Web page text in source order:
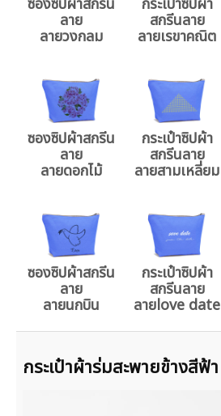
ลาย
ลายวงกลม
สกรีนลาย
ลายเรขาคณิต
ซองซิปผ้าสกรีน
ลาย
ลายดอกไม้
กระเป๋าซิปผ้า
สกรีนลาย
ลายสามเหลี่ยม
ซองซิปผ้าสกรีน
ลาย
ลายนกบิน
กระเป๋าซิปผ้า
สกรีนลาย
ลายlove date
กระเป๋าผ้าร่มสะพายข้างสีฟ้า